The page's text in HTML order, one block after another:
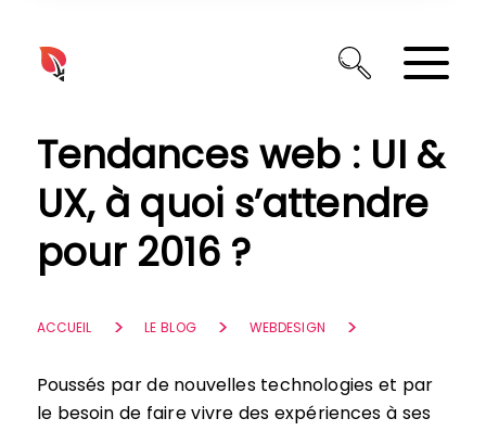
Tendances web : UI &
UX, à quoi s’attendre
pour 2016 ?
ACCUEIL LE BLOG WEBDESIGN
Poussés par de nouvelles technologies et par
le besoin de faire vivre des expériences à ses